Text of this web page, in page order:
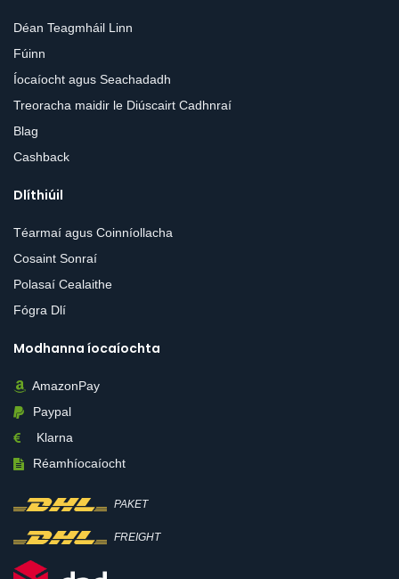
Déan Teagmháil Linn
Fúinn
Íocaíocht agus Seachadadh
Treoracha maidir le Diúscairt Cadhnraí
Blag
Cashback
Dlíthiúil
Téarmaí agus Coinníollacha
Cosaint Sonraí
Polasaí Cealaithe
Fógra Dlí
Modhanna íocaíochta
AmazonPay
Paypal
Klarna
Réamhíocaíocht
PAKET
FREIGHT